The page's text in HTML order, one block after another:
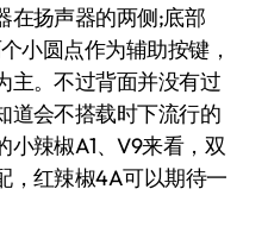
在扬声器的两侧;底部
小圆点作为辅助按键，
主。不过背面并没有过
道会不搭载时下流行的
辣椒A1、V9来看，双
，红辣椒4A可以期待一